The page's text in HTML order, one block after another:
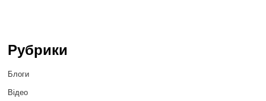
Рубрики
Блоги
Відео